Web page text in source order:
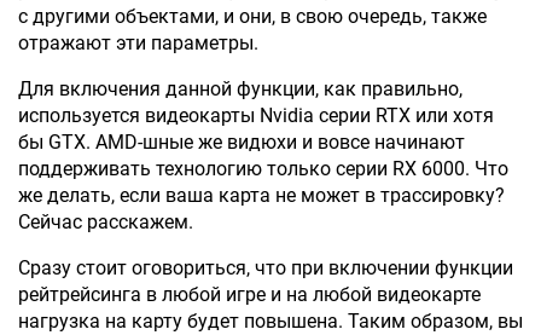
с другими объектами, и они, в свою очередь, также
отражают эти параметры.
Для включения данной функции, как правильно,
используется видеокарты Nvidia серии RTX или хотя
бы GTX. AMD-шные же видюхи и вовсе начинают
поддерживать технологию только серии RX 6000. Что
же делать, если ваша карта не может в трассировку?
Сейчас расскажем.
Сразу стоит оговориться, что при включении функции
рейтрейсинга в любой игре и на любой видеокарте
нагрузка на карту будет повышена. Таким образом, вы